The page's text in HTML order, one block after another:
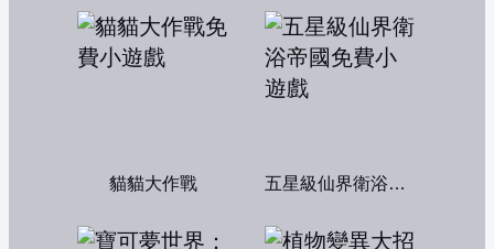
貓貓大作戰 五星級仙界衛浴帝國